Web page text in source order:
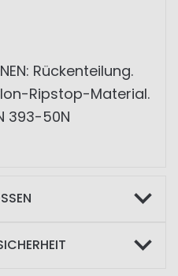
Rückenteilung.
Ripstop-Material.
393-50N